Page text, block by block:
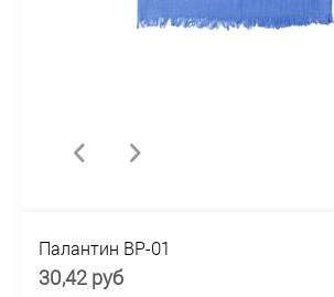
Палантин BP-01
30,42 руб